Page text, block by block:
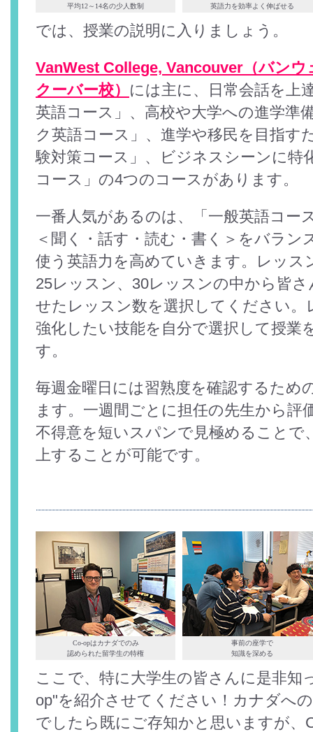
平均12～14名の少人数制
英語力を効率よく伸ばせる
では、授業の説明に入りましょう。
VanWest College, Vancouver（バン
クーバー校） には主に、日常会話を上
英語コース」、高校や大学への進学準
ク英語コース」、進学や移民を目指す
験対策コース」、ビジネスシーンに特
コース」の4つのコースがあります。
一番人気があるのは、「一般英語コー
＜聞く・話す・読む・書く＞をバラン
使う英語力を高めていきます。レッス
25レッスン、30レッスンの中から皆
せたレッスン数を選択してください。
強化したい技能を自分で選択して授業
す。
毎週金曜日には習熟度を確認するため
ます。一週間ごとに担任の先生から評
不得意を短いスパンで見極めることで
上することが可能です。
Co-opはカナダでのみ
認められた留学生の特権
事前の座学で
知識を深める
ここで、特に大学生の皆さんに是非知
op"を紹介させてください！カナダへ
でしたら既にご存知かと思いますが、